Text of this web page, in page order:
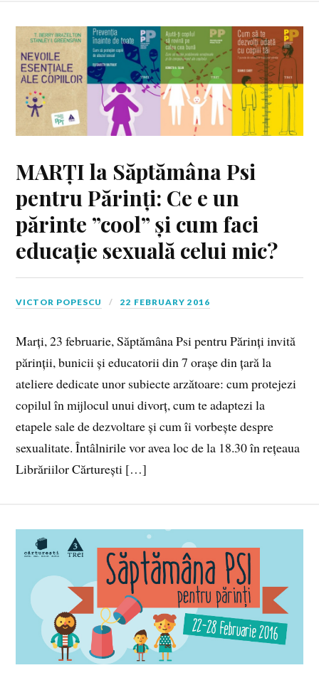
MARȚI la Săptămâna Psi
pentru Părinți: Ce e un
părinte ”cool” și cum faci
educație sexuală celui mic?
VICTOR POPESCU 22 FEBRUARY 2016
Marți, 23 februarie, Săptămâna Psi pentru Părinți invită
părinții, bunicii și educatorii din 7 orașe din țară la
ateliere dedicate unor subiecte arzătoare: cum protejezi
copilul în mijlocul unui divorț, cum te adaptezi la
etapele sale de dezvoltare și cum îi vorbește despre
sexualitate. Întâlnirile vor avea loc de la 18.30 în rețeaua
Librăriilor Cărturești […]